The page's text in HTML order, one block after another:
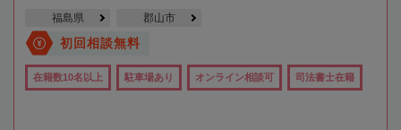
福島県 郡山市
初回相談無料
在籍数10名以上 駐車場あり オンライン相談可 司法書士在籍